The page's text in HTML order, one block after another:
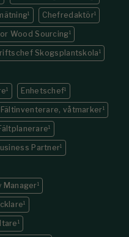
1 Chefredaktör1
Wood Sourcing1
Skogsplantskola1
1 Enhetschef1
Fältinventerare, våtmarker1
1
Partner1
Manager1
1
1